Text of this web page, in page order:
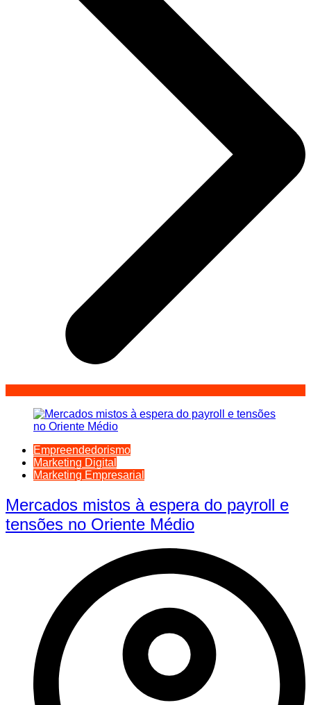
Empreendedorismo
Marketing Digital
Marketing Empresarial
Mercados mistos à espera do payroll e
tensões no Oriente Médio